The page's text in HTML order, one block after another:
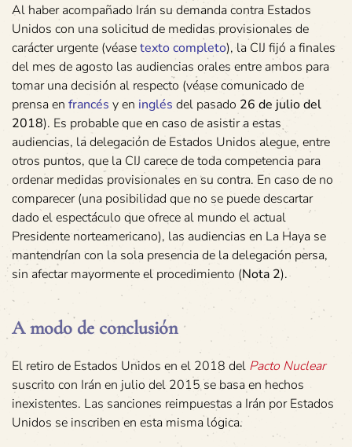
Al haber acompañado Irán su demanda contra Estados
Unidos con una solicitud de medidas provisionales de
carácter urgente (véasetexto completo), la CIJ fijó a finales
del mes de agosto las audiencias orales entre ambos para
tomar una decisión al respecto (véase comunicado de
prensa en francés y en inglés del pasado 26 de julio del
2018). Es probable que en caso de asistir a estas
audiencias, la delegación de Estados Unidos alegue, entre
otros puntos, que la CIJ carece de toda competencia para
ordenar medidas provisionales en su contra. En caso de no
comparecer (una posibilidad que no se puede descartar
dado el espectáculo que ofrece al mundo el actual
Presidente norteamericano), las audiencias en La Haya se
mantendrían con la sola presencia de la delegación persa,
sin afectar mayormente el procedimiento (Nota 2).
A modo de conclusión
El retiro de Estados Unidos en el 2018 del Pacto Nuclear
suscrito con Irán en julio del 2015 se basa en hechos
inexistentes. Las sanciones reimpuestas a Irán por Estados
Unidos se inscriben en esta misma lógica.